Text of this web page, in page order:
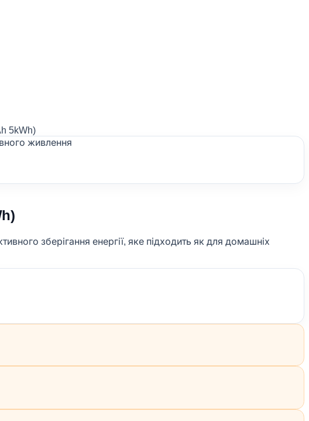
5kWh)
зберігання енергії, яке підходить як для домашніх